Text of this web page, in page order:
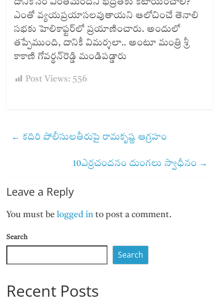
దానికోసం ఎంతమందిని భద్రతకు కేటాయించాలి?
ఎంతో వ్యయప్రయాసలవుతాయని ఆలోచించే తెనాలి
సభకు హెలికాఫ్టర్‌లో ప్రయాణించారు. అందులో
తప్పేముంది, దానికీ విమర్శలా.. అంటూ మంత్రి శ్రీ
కాకాణి గోవర్థన్‌రెడ్డి మండిపడ్డారు
Post Views: 556
← కదిరి పోలీసులతీరుపై రామకృష్ణ ఆగ్రహం
10ఎర్రచందనం దుంగలు స్వాధీనం →
Leave a Reply
You must belogged in to post a comment.
Search
Search
Recent Posts